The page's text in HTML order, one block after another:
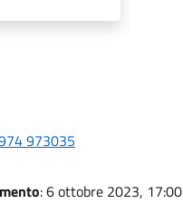
973035
: 6 ottobre 2023, 17:00